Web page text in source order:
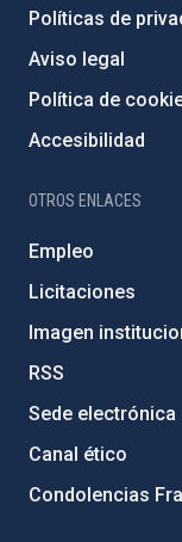
Políticas de
Aviso legal
Política de
Accesibilidad
OTROS ENLACES
Empleo
Licitaciones
Imagen
RSS
Sede electrónica
Canal ético
Condolencias